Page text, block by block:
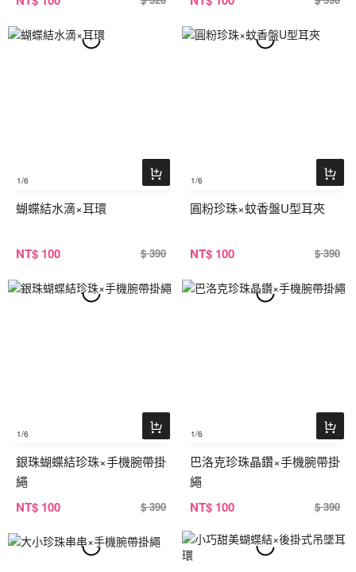
1/6
蝴蝶結水滴×耳環
NT$ 100 $ 390
1/6
圓粉珍珠×蚊香盤U型耳夾
NT$ 100 $ 390
1/6
銀珠蝴蝶結珍珠×手機腕帶掛
繩
NT$ 100 $ 390
1/6
巴洛克珍珠晶鑽×手機腕帶掛
繩
NT$ 100 $ 390